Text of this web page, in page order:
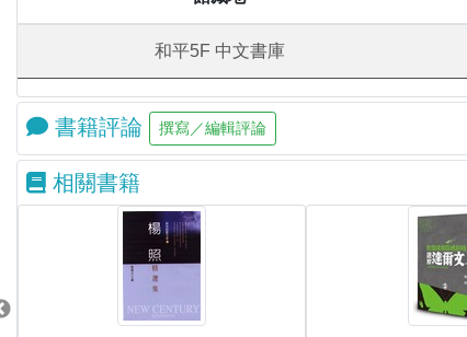
和平5F 中文書庫
書籍評論
相關書籍